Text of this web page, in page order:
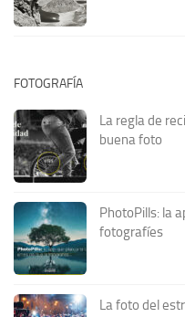
FOTOGRAFÍA
La regla de
buena foto
PhotoPills: la
fotografíes
La foto del